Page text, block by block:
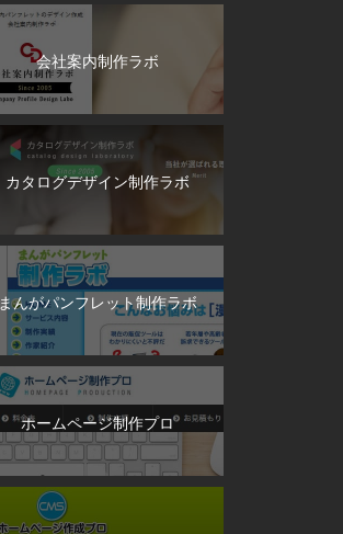
会社案内制作ラボ
カタログデザイン制作ラボ
まんがパンフレット制作ラボ
ホームページ制作プロ